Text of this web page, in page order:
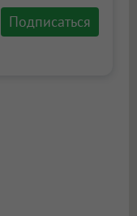
Подписаться